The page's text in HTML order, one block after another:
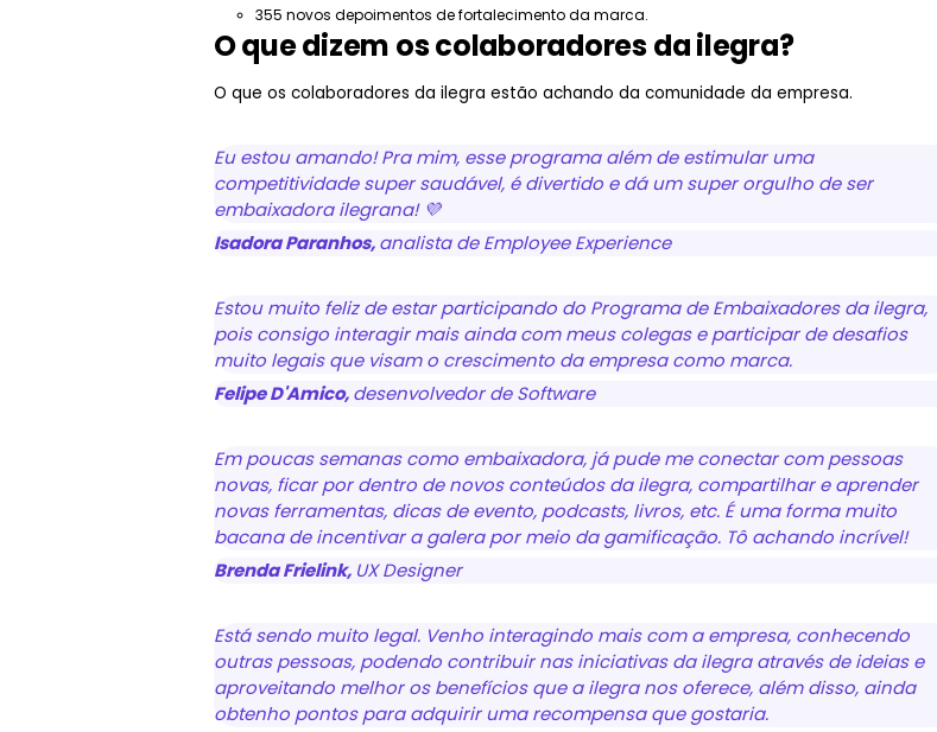
355 novos depoimentos de fortalecimento da marca.
O que dizem os colaboradores da ilegra?
O que os colaboradores da ilegra estão achando da comunidade da empresa.
Eu estou amando! Pra mim, esse programa além de estimular uma
competitividade super saudável, é divertido e dá um super orgulho de ser
embaixadora ilegrana! 💜
Isadora Paranhos,analista de Employee Experience
Estou muito feliz de estar participando do Programa de Embaixadores da ilegra,
pois consigo interagir mais ainda com meus colegas e participar de desafios
muito legais que visam o crescimento da empresa como marca.
Felipe D'Amico,desenvolvedor de Software
Em poucas semanas como embaixadora, já pude me conectar com pessoas
novas, ficar por dentro de novos conteúdos da ilegra, compartilhar e aprender
novas ferramentas, dicas de evento, podcasts, livros, etc. É uma forma muito
bacana de incentivar a galera por meio da gamificação. Tô achando incrível!
Brenda Frielink, UX Designer
Está sendo muito legal. Venho interagindo mais com a empresa, conhecendo
outras pessoas, podendo contribuir nas iniciativas da ilegra através de ideias e
aproveitando melhor os benefícios que a ilegra nos oferece, além disso, ainda
obtenho pontos para adquirir uma recompensa que gostaria.